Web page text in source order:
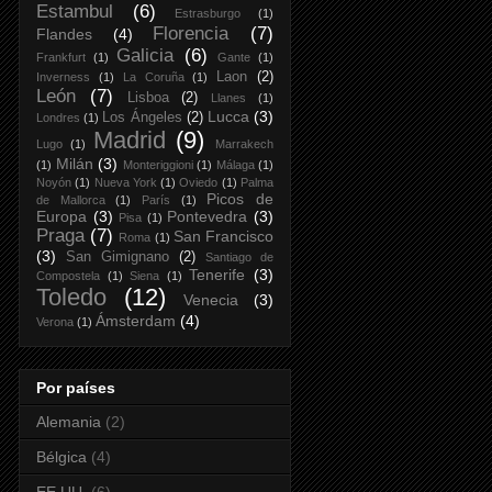
Estambul (6) Estrasburgo (1)
Flandes (4) Florencia (7)
Frankfurt (1) Galicia (6) Gante
(1)
Inverness
(1) La Coruña (1) Laon (2)
León (7) Lisboa (2) Llanes
(1)
Londres (1) Los Ángeles (2) Lucca (3)
Lugo (1) Madrid (9)
Marrakech
(1) Milán (3) Monteriggioni (1) Málaga (1)
Noyón (1) Nueva York (1) Oviedo (1) Palma
de Mallorca
(1) París (1)
Picos de
Europa (3) Pisa (1) Pontevedra (3)
Praga (7) Roma (1) San Francisco
(3)
San Gimignano (2)
Santiago de
Compostela (1) Siena (1) Tenerife (3)
Toledo (12) Venecia (3)
Verona (1) Ámsterdam (4)
Por países
Alemania (2)
Bélgica (4)